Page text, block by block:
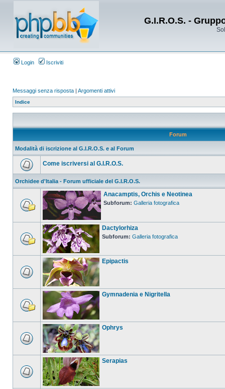
G.I.R.O.S. -
Login Iscriviti
Messaggi senza risposta | Argomenti attivi
Indice
Forum
Modalità di iscrizione al G.I.R.O.S. e al Forum
Come iscriversi al G.I.R.O.S.
Orchidee d'Italia - Forum ufficiale del G.I.R.O.S.
Anacamptis, Orchis e Neotinea
Subforum: Galleria fotografica
Dactylorhiza
Subforum: Galleria fotografica
Epipactis
Gymnadenia e Nigritella
Ophrys
Serapias